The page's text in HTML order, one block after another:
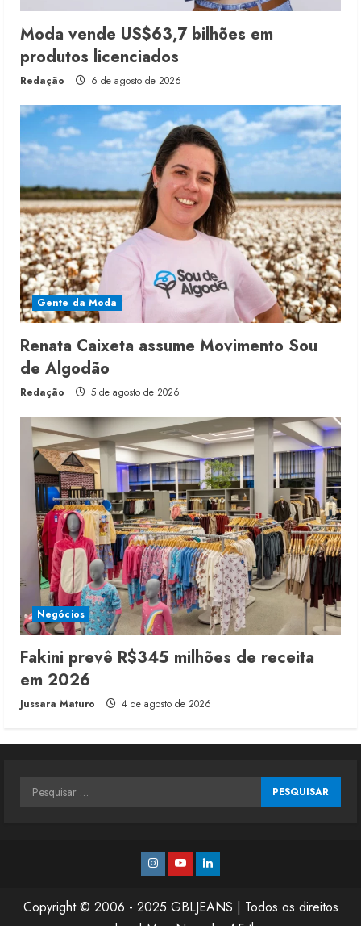
Moda vende US$63,7 bilhões em
produtos licenciados
Redação 6 de agosto de 2026
Gente da Moda
Renata Caixeta assume Movimento Sou
de Algodão
Redação 5 de agosto de 2026
Negócios
Fakini prevê R$345 milhões de receita
em 2026
Jussara Maturo 4 de agosto de 2026
Pesquisar
Instagram
YoutubeLinkedin
Copyright © 2006 - 2025 GBLJEANS | Todos os direitos